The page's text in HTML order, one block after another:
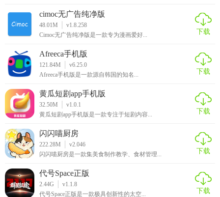
cimoc无广告纯净版
48.01M
v1.8.258
Cimoc无广告纯净版是一款专为漫画爱好...
下载
Afreeca手机版
121.84M
v6.25.0
Afreeca手机版是一款源自韩国的知名...
下载
黄瓜短剧app手机版
32.50M
v1.0.1
黄瓜短剧app手机版是一款专注于短剧内容...
下载
闪闪喵厨房
222.28M
v2.046
闪闪喵厨房是一款集美食制作教学、食材管理...
下载
代号Space正版
2.44G
v1.1.8
代号Space正版是一款极具创新性的太空...
下载